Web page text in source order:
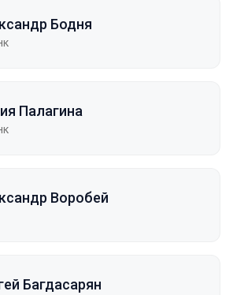
Бодня
Палагина
Воробей
Багдасарян